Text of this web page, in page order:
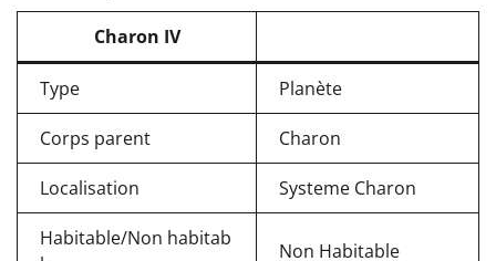
Charon IV
Type Planète
Corps parent Charon
Localisation Systeme Charon
Habitable/Non habitab
Non Habitable